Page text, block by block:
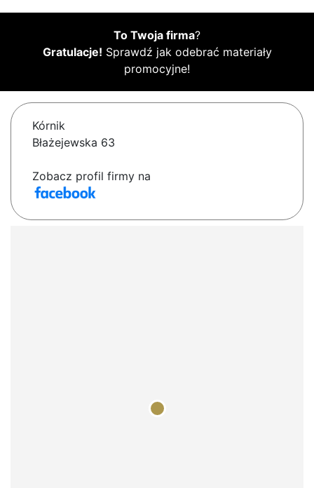
To Twoja firma?
Gratulacje! Sprawdź jak odebrać materiały
promocyjne!
Kórnik
Błażejewska 63
Zobacz profil firmy na